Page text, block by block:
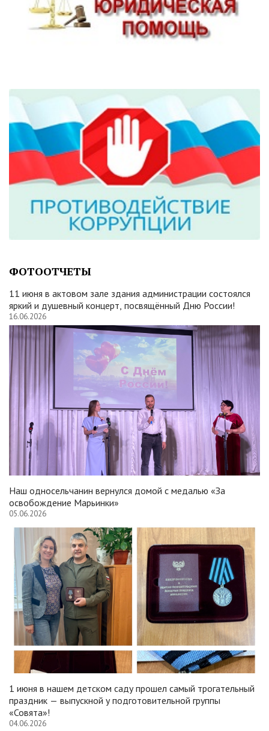
ФОТООТЧЕТЫ
11 июня в актовом зале здания администрации состоялся
яркий и душевный концерт, посвящённый Дню России!
16.06.2026
Наш односельчанин вернулся домой с медалью «За
освобождение Марьинки»
05.06.2026
1 июня в нашем детском саду прошел самый трогательный
праздник — выпускной у подготовительной группы
«Совята»!
04.06.2026